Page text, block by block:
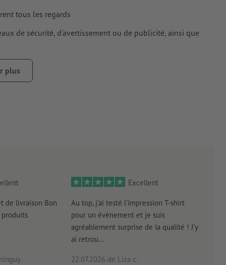
tous les regards
de sécurité, d'avertissement ou de publicité, ainsi que
donner une idée approximative de la luminosité réelle
plus
de livraison Bon
Excellent
Au top, j'ai testé l'impression T-shirt
pour un évènement et je suis
agréablement surprise de la qualité ! J'y
ai retrou...
22.07.2026 de Liza c.